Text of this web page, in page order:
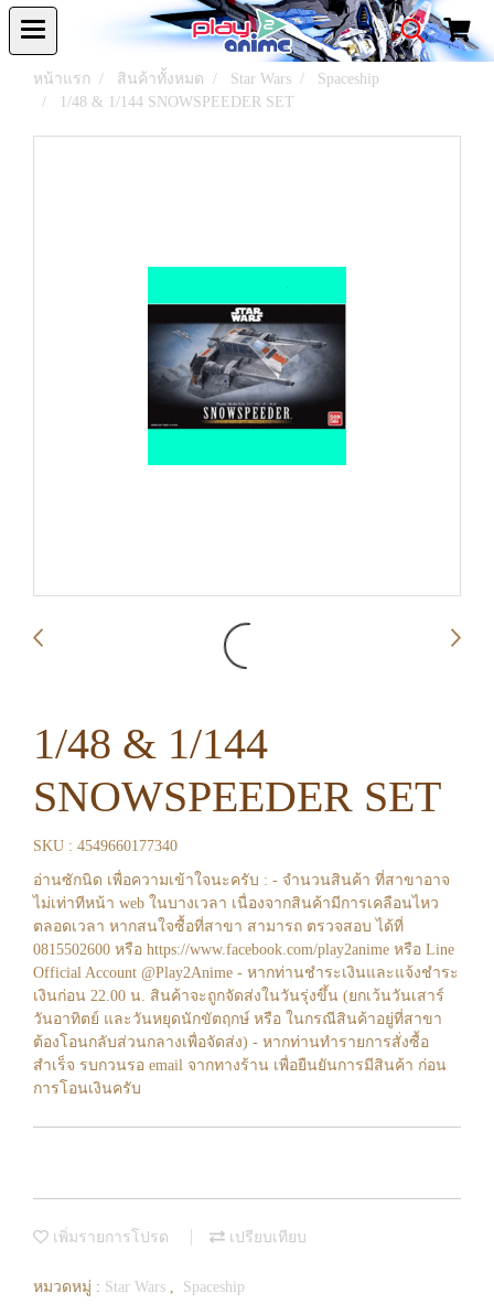
หน้าแรก สินค้าทั้งหมด Star Wars
Spaceship
1/48 & 1/144 SNOWSPEEDER SET
1/48 & 1/144
SNOWSPEEDER SET
SKU : 4549660177340
อ่านซักนิด เพื่อความเข้าใจนะครับ : - จำนวนสินค้า ที่สาขาอาจ
ไม่เท่าทีหน้า web ในบางเวลา เนื่องจากสินค้ามีการเคลือนไหว
ตลอดเวลา หากสนใจซื้อที่สาขา สามารถ ตรวจสอบ ได้ที่
0815502600 หรือ https://www.facebook.com/play2anime หรือ Line
Official Account @Play2Anime - หากท่านชำระเงินและแจ้งชำระ
เงินก่อน 22.00 น. สินค้าจะถูกจัดส่งในวันรุ่งขึ้น (ยกเว้นวันเสาร์
วันอาทิตย์ และวันหยุดนักขัตฤกษ์ หรือ ในกรณีสินค้าอยู่ที่สาขา
ต้องโอนกลับส่วนกลางเพื่อจัดส่ง) - หากท่านทำรายการสั่งซื้อ
สำเร็จ รบกวนรอ email จากทางร้าน เพื่อยืนยันการมีสินค้า ก่อน
การโอนเงินครับ
เพิ่มรายการโปรด เปรียบเทียบ
หมวดหมู่ : Star Wars , Spaceship